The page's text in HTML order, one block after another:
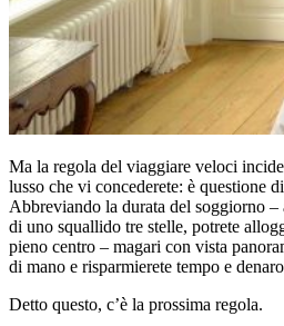
Ma la regola del viaggiare veloci
lusso che vi concederete: è questione
Abbreviando la durata del soggiorno
di uno squallido tre stelle, potrete
pieno centro – magari con vista
di mano e risparmierete tempo e
Detto questo, c’è la prossima regola.